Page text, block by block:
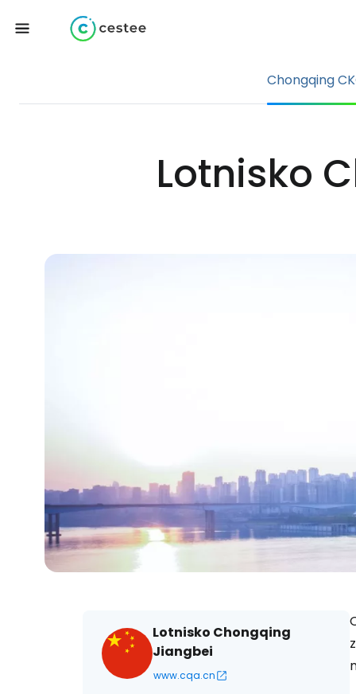
Chongqing
Lotnisko
Lotnisko Chongqing
Jiangbei
www.cqa.cn